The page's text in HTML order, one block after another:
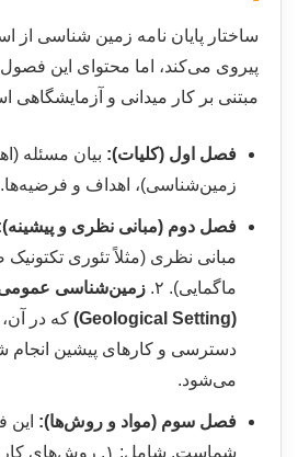
پیروی می‌کند، اما محتوای این
مبتنی بر کار میدانی و آزمایشگاهی
فصل اول (کلیات): بیان مسئله
زمین‌شناسی)، اهداف و فرضیه‌ها.
فصل دوم (مبانی نظری و
مبانی نظری (مثلاً تئوری
ماگمایی). ۲.
زمین‌شناسی
(Geological Setting)
که در
دسترسی و کارهای پیشین انجام
می‌شود.
فصل سوم (مواد و روش‌ها):
شماست. شامل: ۱.